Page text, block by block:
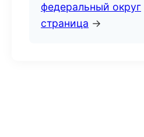
федеральный округ
страница →